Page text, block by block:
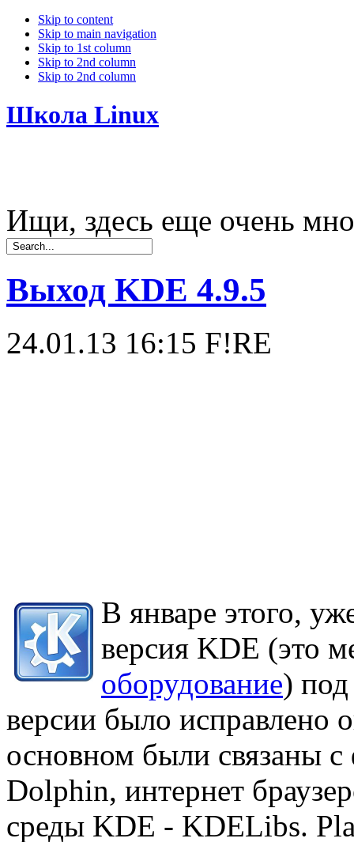
Skip to content
Skip to main navigation
Skip to 1st column
Skip to 2nd column
Skip to 2nd column
Школа Linux
Ищи, здесь еще очень
Выход KDE 4.9.5
24.01.13 16:15 F!RE
В январе этого,
версия KDE (это
оборудование)
версии было исправлено
основном были связаны
Dolphin, интернет
среды KDE - KDELibs.